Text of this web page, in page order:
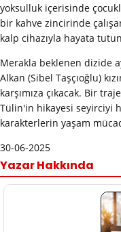
yoksulluk içerisinde
bir kahve zincirinde
kalp cihazıyla hayata
Merakla beklenen dizide
Alkan (Sibel Taşçıoğlu)
karşımıza çıkacak. Bir
Tülin'in hikayesi seyirciyi
karakterlerin yaşam
30-06-2025
Yazar Hakkında